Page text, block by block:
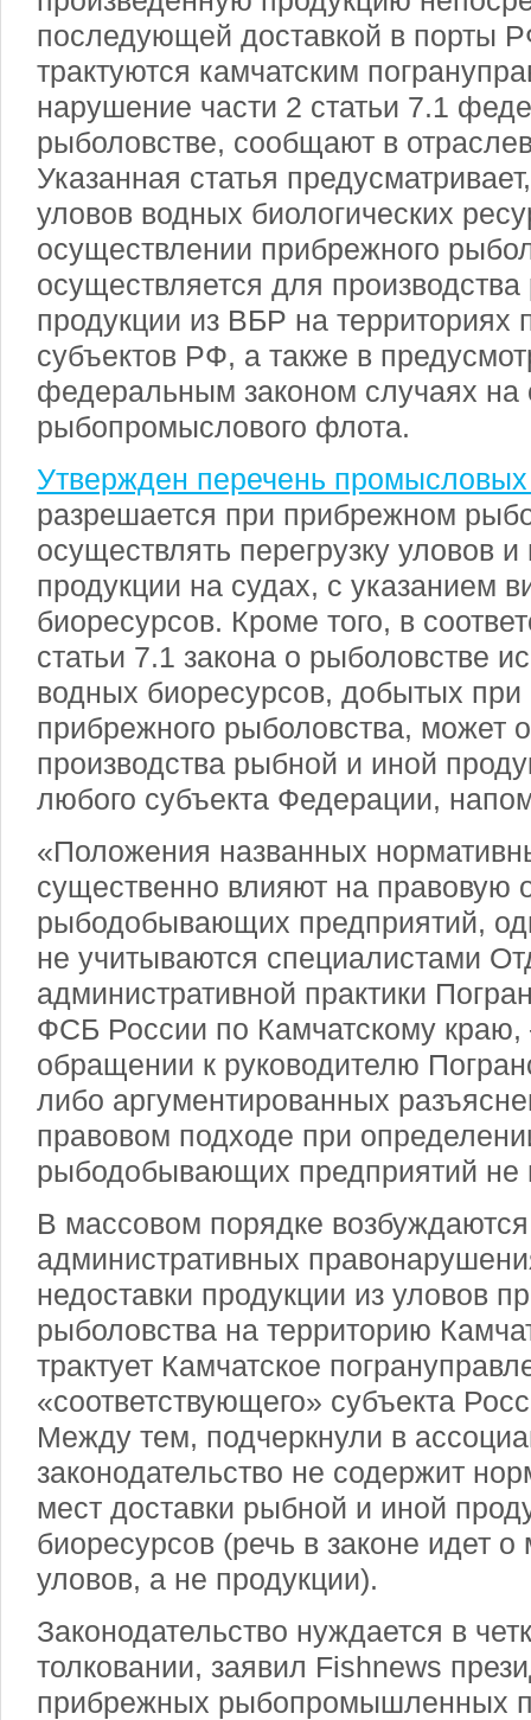
последующей доставкой в порты
трактуются камчатским
нарушение части 2 статьи 7.1
рыболовстве, сообщают в
Указанная статья
уловов водных биологических
осуществлении прибрежного
осуществляется для
продукции из ВБР на территориях
субъектов РФ, а также в
федеральным законом случаях на
рыбопромыслового флота.
Утвержден перечень
разрешается при прибрежном
осуществлять перегрузку уловов и
продукции на судах, с указанием
биоресурсов. Кроме того, в
статьи 7.1 закона о рыболовстве
водных биоресурсов, добытых
прибрежного рыболовства, может
производства рыбной и иной
любого субъекта Федерации,
«Положения названных
существенно влияют на правовую
рыбодобывающих предприятий,
не учитываются специалистами
административной практики
ФСБ России по Камчатскому краю,
обращении к руководителю
либо аргументированных
правовом подходе при
рыбодобывающих предприятий не
В массовом порядке
административных
недоставки продукции из уловов
рыболовства на территорию
трактует Камчатское
«соответствующего» субъекта
Между тем, подчеркнули в
законодательство не содержит
мест доставки рыбной и иной
биоресурсов (речь в законе идет о
уловов, а не продукции).
Законодательство нуждается в
толковании, заявил Fishnews
прибрежных рыбопромышленных